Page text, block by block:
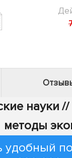
науки //
методы
удобный